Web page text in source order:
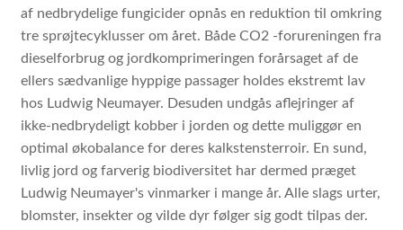
af nedbrydelige fungicider opnås en reduktion til omkring
tre sprøjtecyklusser om året. Både CO2 -forureningen fra
dieselforbrug og jordkomprimeringen forårsaget af de
ellers sædvanlige hyppige passager holdes ekstremt lav
hos Ludwig Neumayer. Desuden undgås aflejringer af
ikke-nedbrydeligt kobber i jorden og dette muliggør en
optimal økobalance for deres kalkstensterroir. En sund,
livlig jord og farverig biodiversitet har dermed præget
Ludwig Neumayer's vinmarker i mange år. Alle slags urter,
blomster, insekter og vilde dyr følger sig godt tilpas der.